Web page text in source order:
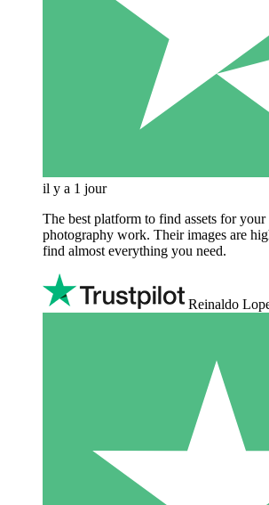
il y a 1 jour
The best platform to find assets for your
photography work. Their images are
find almost everything you need.
Reinaldo